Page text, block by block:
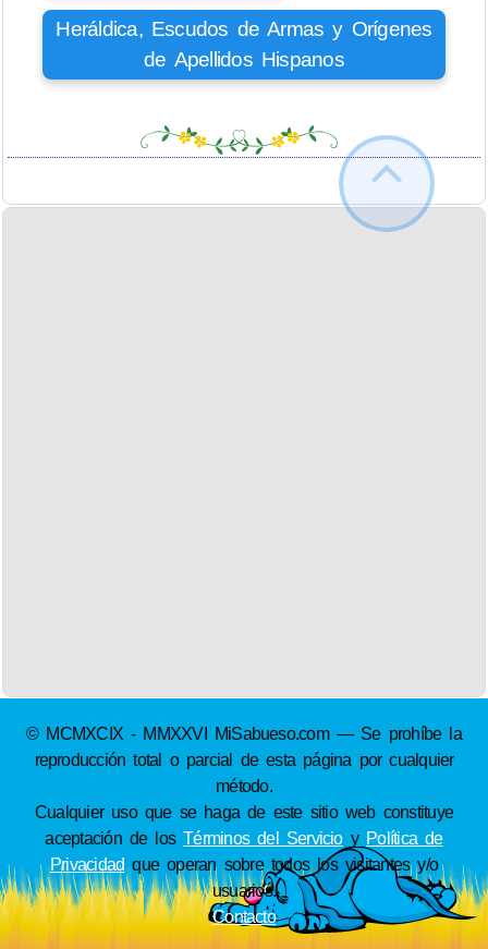
Heráldica, Escudos de Armas y Orígenes
de Apellidos Hispanos
© MCMXCIX - MMXXVI MiSabueso.com — Se prohíbe la
reproducción total o parcial de esta página por cualquier
método.
Cualquier uso que se haga de este sitio web constituye
aceptación de losTérminos del Servicioy Política de
Privacidad que operan sobre todos los visitantes y/o
usuarios.
Contacto